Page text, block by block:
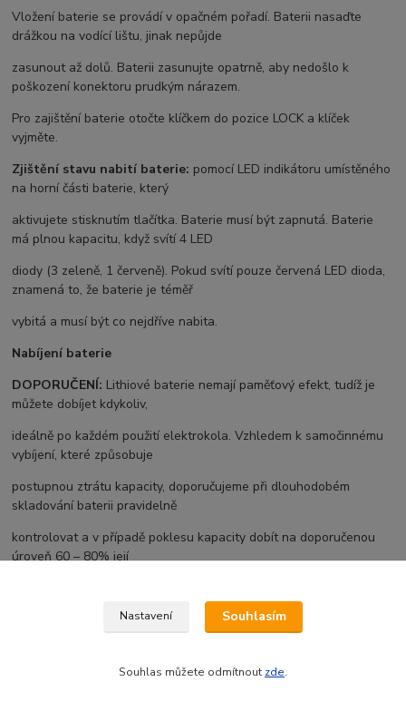
Vložení baterie se provádí v opačném pořadí. Baterii nasaďte
drážkou na vodící lištu, jinak nepůjde
zasunout až dolů. Baterii zasunujte opatrně, aby nedošlo k
poškození konektoru prudkým nárazem.
Pro zajištění baterie otočte klíčkem do pozice LOCK a klíček
vyjměte.
Zjištění stavu nabití baterie: pomocí LED indikátoru umístěného
na horní části baterie, který
aktivujete stisknutím tlačítka. Baterie musí být zapnutá. Baterie
má plnou kapacitu, když svítí 4 LED
diody (3 zeleně, 1 červeně). Pokud svítí pouze červená LED dioda,
znamená to, že baterie je téměř
vybitá a musí být co nejdříve nabita.
Nabíjení baterie
DOPORUČENÍ: Lithiové baterie nemají paměťový efekt, tudíž je
můžete dobíjet kdykoliv,
ideálně po každém použití elektrokola. Vzhledem k samočinnému
vybíjení, které způsobuje
postupnou ztrátu kapacity, doporučujeme při dlouhodobém
skladování baterii pravidelně
kontrolovat a v případě poklesu kapacity dobít na doporučenou
úroveň 60 – 80% její
Baterii můžete dobíjet buď přímo na elektrokole, anebo ji můžete z
elektrokola vyjmout a dobíjet
Před nabíjenímbaterii vždy vypněte. Baterie nabíjejte
Nastavení Souhlasím
Souhlas můžete odmítnout zde.